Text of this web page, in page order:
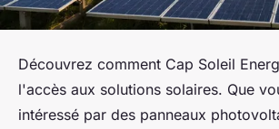
Découvrez comment Cap Soleil
l'accès aux solutions solaires. Que
intéressé par des panneaux